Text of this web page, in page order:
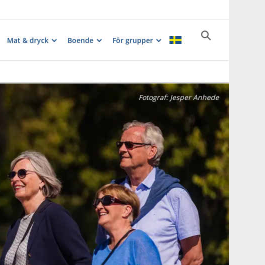
Mat & dryck Boende För grupper
Fotograf: Jesper Anhede